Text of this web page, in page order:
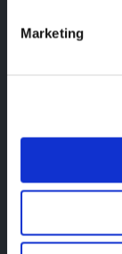
Marketing
Azienda